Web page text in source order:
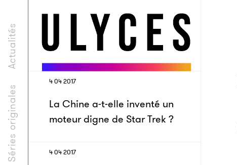
Séries originales
Actualités
4 04 2017
La Chine a-t-elle inventé un
moteur digne de Star Trek ?
4 04 2017